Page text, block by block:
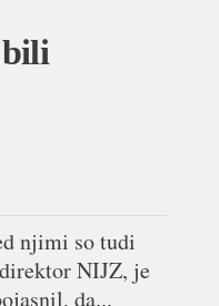
njimi so tudi
NIJZ, je
da...